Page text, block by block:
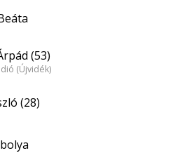
(53)
(Újvidék)
(28)